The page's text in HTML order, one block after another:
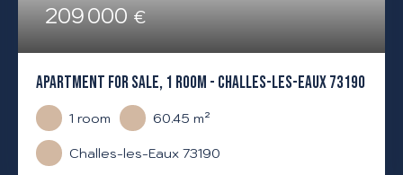
209 000€
APARTMENT FOR SALE, 1 ROOM - CHALLES-LES-EAUX 73190
1room 60.45m²
Challes-les-Eaux 73190